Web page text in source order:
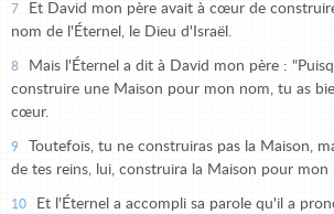
7
Et David mon père avait à cœur de
nom de l'Éternel, le Dieu d'Israël.
8
Mais l'Éternel a dit à David mon père :
construire une Maison pour mon nom, tu as
cœur.
9
Toutefois, tu ne construiras pas la Maison,
de tes reins, lui, construira la Maison pour mon
10
Et l'Éternel a accompli sa parole qu'il a